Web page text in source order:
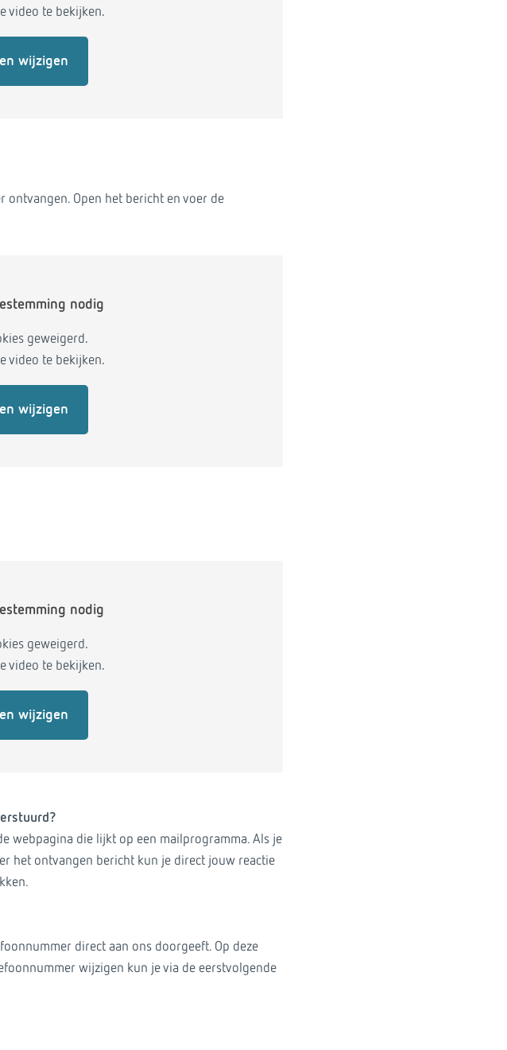
video te bekijken.
wijzigen
ontvangen. Open het bericht en voer de
nodig
geweigerd.
video te bekijken.
wijzigen
nodig
geweigerd.
video te bekijken.
wijzigen
webpagina die lijkt op een mailprogramma. Als je
het ontvangen bericht kun je direct jouw reactie
direct aan ons doorgeeft. Op deze
wijzigen kun je via de eerstvolgende